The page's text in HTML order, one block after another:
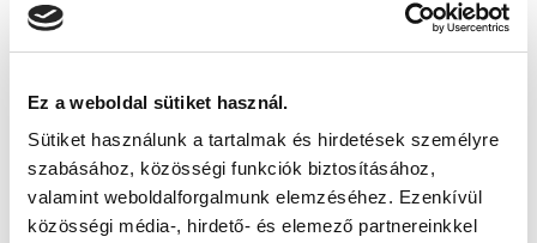
Ez a weboldal sütiket használ.
Sütiket használunk a tartalmak és hirdetések személyre
szabásához, közösségi funkciók biztosításához,
valamint weboldalforgalmunk elemzéséhez. Ezenkívül
közösségi média-, hirdető- és elemező partnereinkkel
Adatvédelmi tájékoztatót!
SZPONZOROK